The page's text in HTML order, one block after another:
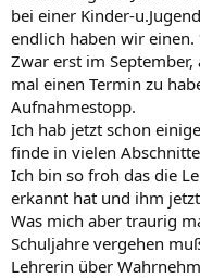
bei einer Kinder-
endlich haben wir
Zwar erst im
mal einen Termin zu
Aufnahmestopp.
Ich hab jetzt schon
finde in vielen
Ich bin so froh das die
erkannt hat und ihm
Was mich aber traurig
Schuljahre vergehen
Lehrerin über